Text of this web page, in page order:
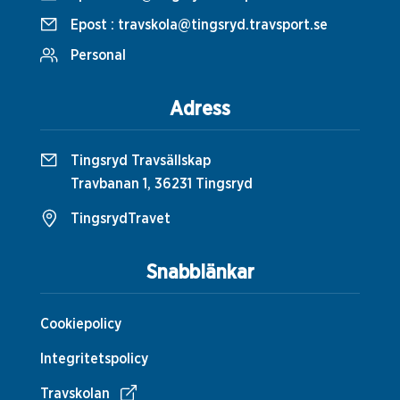
Snabblänkar
Cookiepolicy
Integritetspolicy
Travskolan
Epost : travskola@tingsryd.travsport.se
Personal
Adress
Tingsryd Travsällskap
Travbanan 1, 36231 Tingsryd
TingsrydTravet